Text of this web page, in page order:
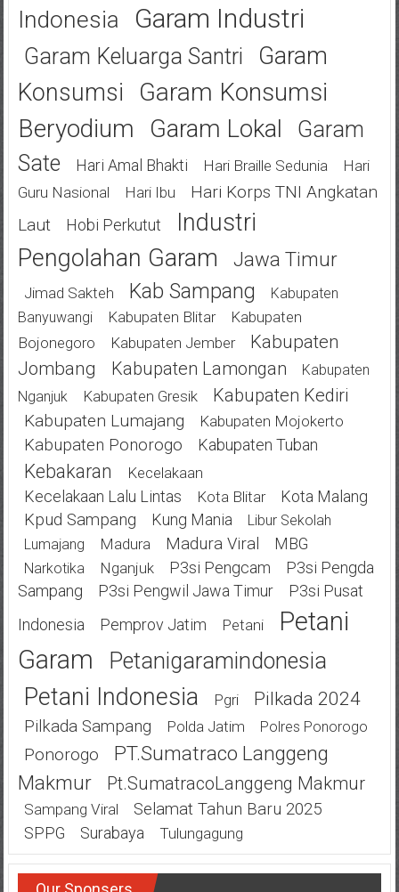
Indonesia Garam Industri
Garam Keluarga Santri
Garam
Konsumsi
Garam Konsumsi
Beryodium
Garam Lokal
Garam
Sate
Hari Amal Bhakti Hari Braille Sedunia
Hari
Guru Nasional
Hari Ibu
Hari Korps TNI Angkatan
Laut
Hobi Perkutut
Industri
Pengolahan Garam
Jawa Timur
Jimad Sakteh Kab Sampang
Kabupaten
Banyuwangi
Kabupaten Blitar
Kabupaten
Bojonegoro
Kabupaten Jember
Kabupaten
Jombang
Kabupaten Lamongan
Kabupaten
Nganjuk
Kabupaten Gresik Kabupaten Kediri
Kabupaten Lumajang Kabupaten Mojokerto
Kabupaten Ponorogo Kabupaten Tuban
Kebakaran Kecelakaan
Kecelakaan Lalu Lintas Kota Blitar Kota Malang
Kpud Sampang Kung Mania
Libur Sekolah
Lumajang
Madura Madura Viral MBG
Narkotika Nganjuk P3si Pengcam
P3si Pengda
Sampang
P3si Pengwil Jawa Timur
P3si Pusat
Indonesia
Pemprov Jatim Petani
Petani
Garam
Petanigaramindonesia
Petani Indonesia Pgri Pilkada 2024
Pilkada Sampang Polda Jatim Polres Ponorogo
Ponorogo
PT.Sumatraco Langgeng
Makmur
Pt.SumatracoLanggeng Makmur
Sampang Viral Selamat Tahun Baru 2025
SPPG Surabaya Tulungagung